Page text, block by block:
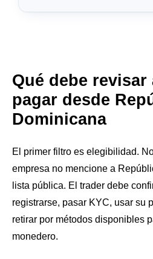
Qué debe revisar
pagar desde
Dominicana
El primer filtro es elegibilidad.
empresa no mencione a
lista pública. El trader debe
registrarse, pasar KYC, usar su
retirar por métodos disponibles
monedero.